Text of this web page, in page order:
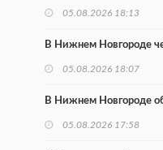
05.08.2026 18:13
В Нижнем Новгороде
05.08.2026 18:07
В Нижнем Новгороде
05.08.2026 17:58